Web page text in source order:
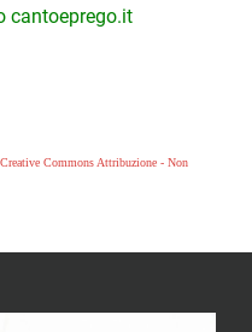
cantoeprego.it
Creative Commons Attribuzione - Non